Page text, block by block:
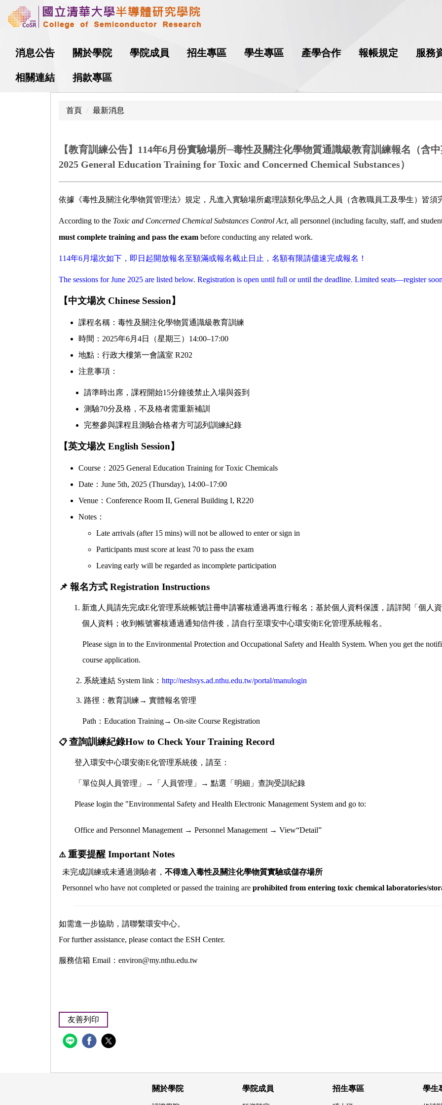
跳
到
消息公告 關於學院 學院成員 招生專區 學生專區 產學合作 報帳規定 服務
相關連結 捐款專區
首頁 最新消息
【教育訓練公告】114年6月份實驗場所─毒性及關注化學物質通識級教育訓練報名（含
2025 General Education Training for Toxic and Concerned Chemical Substances）
依據《毒性及關注化學物質管理法》規定，凡進入實驗場所處理該類化學品之人員（含教職員工及學生）皆
According to the Toxic and Concerned Chemical Substances Control Act, all personnel (including faculty, staff, and
must complete training and pass the exam before conducting any related work.
114年6月場次如下，即日起開放報名至額滿或報名截止日止，名額有限請儘速完成報名！
The sessions for June 2025 are listed below. Registration is open until full or until the deadline. Limited seats—register
【中文場次 Chinese Session】
課程名稱：毒性及關注化學物質通識級教育訓練
時間： 2025年6月 4日（星期三） 14:00–17:00
地點：行政大樓第一會議室 R202
注意事項：
請準時出席，課程開始15分鐘後禁止入場與簽到
測驗70分及格，不及格者需重新補訓
完整參與課程且測驗合格者方可認列訓練紀錄
【英文場次 English Session】
Course ： 2025 General Education Training for Toxic Chemicals
Date ： June 5th, 2025 (Thursday), 14:00–17:00
Venue ： Conference Room II, General Building I, R220
Notes ：
Late arrivals (after 15 mins) will not be allowed to enter or sign in
Participants must score at least 70 to pass the exam
Leaving early will be regarded as incomplete participation
📌 報名方式 Registration Instructions
新進人員請先完成E化管理系統帳號註冊申請審核通過再進行報名；基於個人資料保護，請詳閱「個人
個人資料；收到帳號審核通過通知信件後，請自行至環安中心環安衛E化管理系統報名。
Please sign in to the Environmental Protection and Occupational Safety and Health System. When you get the
course application.
系統連結 System link ： http://neshsys.ad.nthu.edu.tw/portal/manulogin
路徑：教育訓練 → 實體報名管理
Path ： Education Training→ On-site Course Registration
📋 查詢訓練紀錄How to Check Your Training Record
登入環安中心環安衛E化管理系統後，請至：
「單位與人員管理」→「人員管理」→ 點選「明細」查詢受訓紀錄
Please login the "Environmental Safety and Health Electronic Management System and go to:
Office and Personnel Management → Personnel Management → View“Detail”
⚠ 重要提醒 Important Notes
未完成訓練或未通過測驗者， 不得進入毒性及關注化學物質實驗或儲存場所
Personnel who have not completed or passed the training are prohibited from entering toxic chemical laboratories/
如需進一步協助，請聯繫環安中心。
For further assistance, please contact the ESH Center.
服務信箱 Email ： environ@my.nthu.edu.tw
友善列印
關於學院 學院成員 招生專區 學生